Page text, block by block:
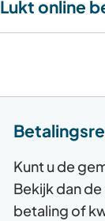
Lukt online
Kunt u de
Bekijk dan
betaling of